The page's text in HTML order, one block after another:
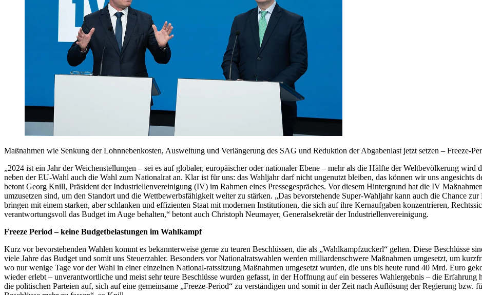
Maßnahmen wie Senkung der Lohnnebenkosten, Ausweitung und Verlängerung des SAG und Reduktion der Abgabenlast jetzt setzen – Freeze-
„2024 ist ein Jahr der Weichenstellungen – sei es auf globaler, europäischer oder nationaler Ebene – mehr als die Hälfte der Weltbevölkerung wird
neben der EU-Wahl auch die Wahl zum Nationalrat an. Klar ist für uns: das Wahljahr darf nicht ungenutzt bleiben, das können wir uns angesichts
betont Georg Knill, Präsident der Industriellenvereinigung (IV) im Rahmen eines Pressegespräches. Vor diesem Hintergrund hat die IV
umzusetzen sind, um den Standort und die Wettbewerbsfähigkeit weiter zu stärken. „Das bevorstehende Super-Wahljahr kann auch die Chance
bringen mit einem starken, aber schlanken und effizienten Staat mit modernen Institutionen, die sich auf ihre Kernaufgaben konzentrieren,
verantwortungsvoll das Budget im Auge behalten,“ betont auch Christoph Neumayer, Generalsekretär der Industriellenvereinigung.
Freeze Period – keine Budgetbelastungen im Wahlkampf
Kurz vor bevorstehenden Wahlen kommt es bekannterweise gerne zu teuren Beschlüssen, die als „Wahlkampfzuckerl“ gelten. Diese Beschlüsse
viele Jahre das Budget und somit uns Steuerzahler. Besonders vor Nationalratswahlen werden milliardenschwere Maßnahmen umgesetzt, um
wo nur wenige Tage vor der Wahl in einer einzelnen National-ratssitzung Maßnahmen umgesetzt wurden, die uns bis heute rund 40 Mrd. Euro
wieder erlebt – unverantwortliche und meist sehr teure Beschlüsse wurden gefasst, in der Hoffnung auf ein besseres Wahlergebnis – die Erfahrung
die politischen Parteien auf, sich auf eine gemeinsame „Freeze-Period“ zu verständigen und somit in der Zeit nach Auflösung der Regierung bzw.